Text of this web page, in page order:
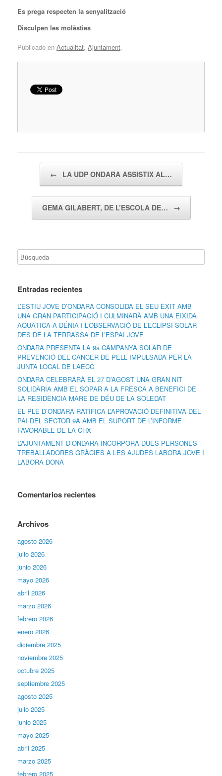
Es prega respecten la senyalització
Disculpen les molèsties
Publicado en Actualitat, Ajuntament.
← LA UDP ONDARA ASSISTIX AL…
GEMA GILABERT, DE L’ESCOLA DE… →
Entradas recientes
L’ESTIU JOVE D’ONDARA CONSOLIDA EL SEU ÈXIT AMB
UNA GRAN PARTICIPACIÓ I CULMINARÀ AMB UNA EIXIDA
AQUÀTICA A DÉNIA I L’OBSERVACIÓ DE L’ECLIPSI SOLAR
DES DE LA TERRASSA DE L’ESPAI JOVE
ONDARA PRESENTA LA 9a CAMPANYA SOLAR DE
PREVENCIÓ DEL CÀNCER DE PELL IMPULSADA PER LA
JUNTA LOCAL DE L’AECC
ONDARA CELEBRARÀ EL 27 D’AGOST UNA GRAN NIT
SOLIDÀRIA AMB EL SOPAR A LA FRESCA A BENEFICI DE
LA RESIDÈNCIA MARE DE DÉU DE LA SOLEDAT
EL PLE D’ONDARA RATIFICA L’APROVACIÓ DEFINITIVA DEL
PAI DEL SECTOR 9A AMB EL SUPORT DE L’INFORME
FAVORABLE DE LA CHX
L’AJUNTAMENT D’ONDARA INCORPORA DUES PERSONES
TREBALLADORES GRÀCIES A LES AJUDES LABORA JOVE I
LABORA DONA
Comentarios recientes
Archivos
agosto 2026
julio 2026
junio 2026
mayo 2026
abril 2026
marzo 2026
febrero 2026
enero 2026
diciembre 2025
noviembre 2025
octubre 2025
septiembre 2025
agosto 2025
julio 2025
junio 2025
mayo 2025
abril 2025
marzo 2025
febrero 2025